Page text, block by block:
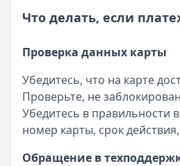
Что делать, если
Проверка данных карты
Убедитесь, что на карте
Проверьте, не
Убедитесь в правильности
номер карты, срок действия,
Обращение в